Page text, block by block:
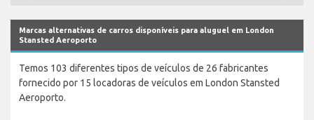
Marcas alternativas de carros disponíveis para aluguel em London
Stansted Aeroporto
Temos 103 diferentes tipos de veículos de 26 fabricantes
fornecido por 15 locadoras de veículos em London Stansted
Aeroporto.